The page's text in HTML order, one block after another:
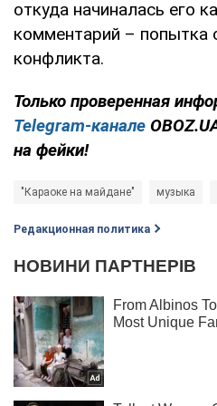
откуда начиналась его
комментарий – попытка
конфликта.
Только проверенная
Telegram-канале
на фейки!
"Караоке на майдане" музыка
Редакционная политика